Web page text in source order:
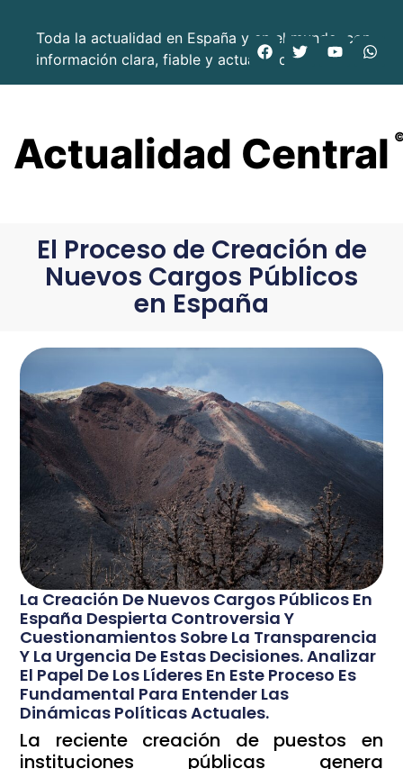
Toda la actualidad en España y en el mundo, con
información clara, fiable y actualizada.
Actualidad Central
El Proceso de Creación de
Nuevos Cargos Públicos
en España
La Creación De Nuevos Cargos Públicos En
España Despierta Controversia Y
Cuestionamientos Sobre La Transparencia
Y La Urgencia De Estas Decisiones. Analizar
El Papel De Los Líderes En Este Proceso Es
Fundamental Para Entender Las
Dinámicas Políticas Actuales.
La reciente creación de puestos en
instituciones públicas genera